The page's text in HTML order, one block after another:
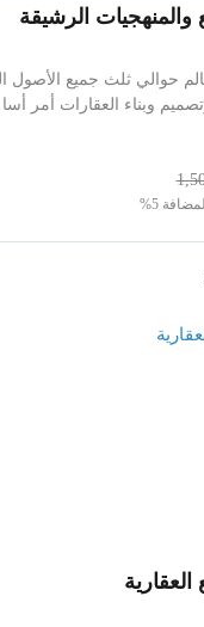
والمنهجيات الرشيقة
حوالي ثلث جميع الأصول
وبناء العقارات أمر أسا
5%
العقارية